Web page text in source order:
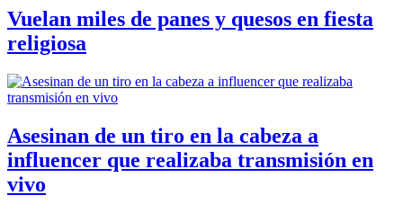
Vuelan miles de panes y quesos en fiesta
religiosa
Asesinan de un tiro en la cabeza a
influencer que realizaba transmisión en
vivo